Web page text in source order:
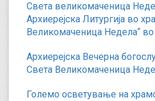
Света великомаченица
Архиерејска Литургија во
Великомаченица Недела“
Архиерејска Вечерна
Света Великомаченица
Големо осветување на